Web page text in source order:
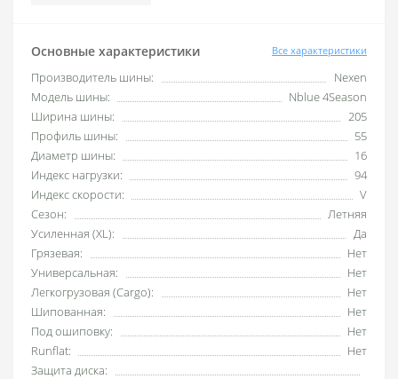
Основные характеристики Все характеристики
Производитель шины:
Nexen
Модель шины:
Nblue 4Season
Ширина шины:
205
Профиль шины:
55
Диаметр шины:
16
Индекс нагрузки:
94
Индекс скорости:
V
Сезон:
Летняя
Усиленная (XL):
Да
Грязевая:
Нет
Универсальная:
Нет
Легкогрузовая (Cargo):
Нет
Шипованная:
Нет
Под ошиповку:
Нет
Runflat:
Нет
Защита диска: